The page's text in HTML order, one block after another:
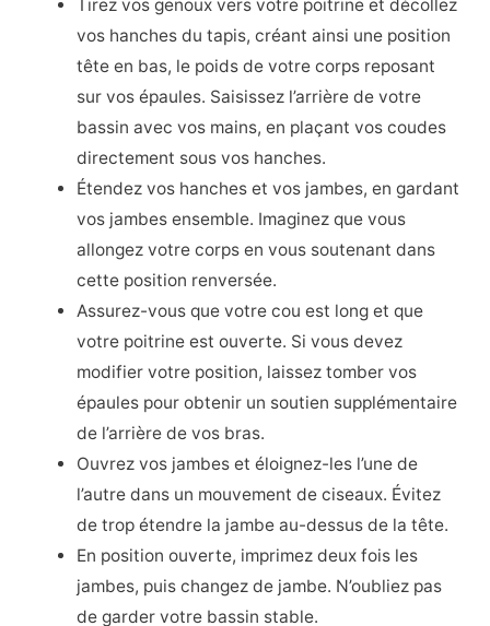
Tirez vos genoux vers votre poitrine et décollez
vos hanches du tapis, créant ainsi une position
tête en bas, le poids de votre corps reposant
sur vos épaules. Saisissez l’arrière de votre
bassin avec vos mains, en plaçant vos coudes
directement sous vos hanches.
Étendez vos hanches et vos jambes, en gardant
vos jambes ensemble. Imaginez que vous
allongez votre corps en vous soutenant dans
cette position renversée.
Assurez-vous que votre cou est long et que
votre poitrine est ouverte. Si vous devez
modifier votre position, laissez tomber vos
épaules pour obtenir un soutien supplémentaire
de l’arrière de vos bras.
Ouvrez vos jambes et éloignez-les l’une de
l’autre dans un mouvement de ciseaux. Évitez
de trop étendre la jambe au-dessus de la tête.
En position ouverte, imprimez deux fois les
jambes, puis changez de jambe. N’oubliez pas
de garder votre bassin stable.